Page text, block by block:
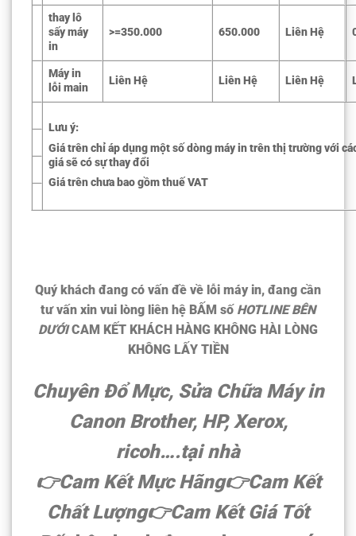
thay lô
sấy máy
in
>=350.000 650.000 Liên Hệ
Máy in
lỗi main
Liên Hệ Liên Hệ Liên Hệ
Lưu ý:
Giá trên chỉ áp dụng một số dòng máy in trên thị trường với
giá sẽ có sự thay đổi
Giá trên chưa bao gồm thuế VAT
Quý khách đang có vấn đề về lỗi máy in, đang cần
tư vấn xin vui lòng liên hệ BẤM số HOTLINE BÊN
DƯỚICAM KẾT KHÁCH HÀNG KHÔNG HÀI LÒNG
KHÔNG LẤY TIỀN
ChuyênĐổ Mực, Sửa Chữa Máy in
Canon Brother, HP, Xerox,
ricoh….tại nhà
👉Cam Kết Mực Hãng👉Cam Kết
Chất Lượng👉Cam Kết Giá Tốt